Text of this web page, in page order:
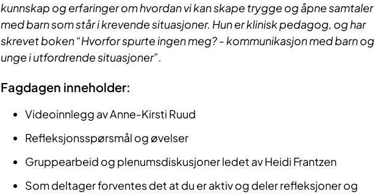
kunnskap og erfaringer om hvordan vi kan skape trygge og åpne samtaler
med barn som står i krevende situasjoner. Hun er klinisk pedagog, og har
skrevet boken “Hvorfor spurte ingen meg? - kommunikasjon med barn og
unge i utfordrende situasjoner”.
Fagdagen inneholder:
Videoinnlegg av Anne-Kirsti Ruud
Refleksjonsspørsmål og øvelser
Gruppearbeid og plenumsdiskusjoner ledet av Heidi Frantzen
Som deltager forventes det at du er aktiv og deler refleksjoner og